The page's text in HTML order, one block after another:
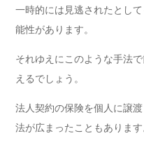
一時的には見逃されたとし
能性があります。
それゆえにこのような手法
えるでしょう。
法人契約の保険を個人に譲
法が広まったこともあります